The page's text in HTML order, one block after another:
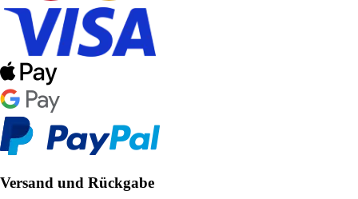
Versand und Rückgabe